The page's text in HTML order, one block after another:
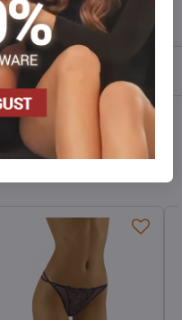
Reddit WhatsApp